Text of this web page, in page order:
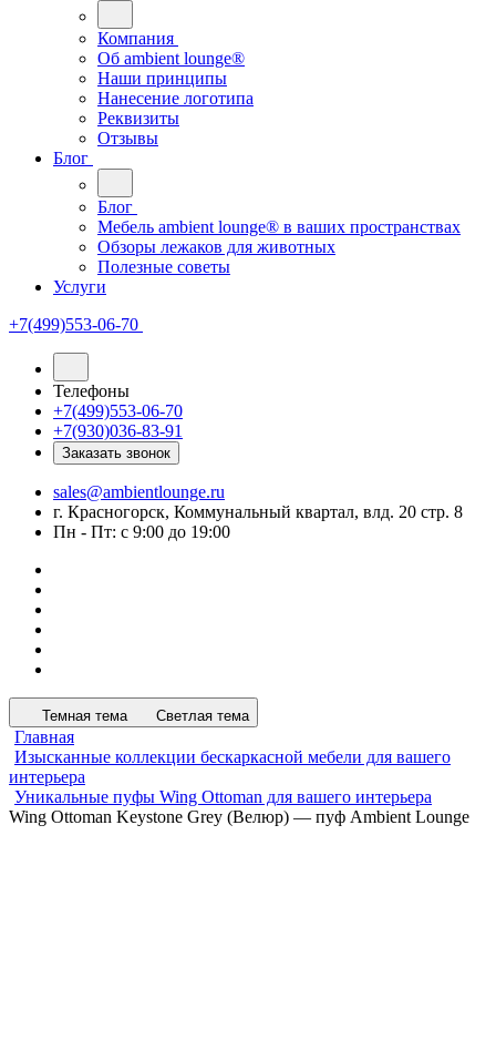
Компания
Oб ambient lounge®
Наши принципы
Нанесение логотипа
Реквизиты
Отзывы
Блог
Блог
Мебель ambient lounge® в ваших пространствах
Обзоры лежаков для животных
Полезные советы
Услуги
+7(499)553-06-70
Телефоны
+7(499)553-06-70
+7(930)036-83-91
Заказать звонок
sales@ambientlounge.ru
г. Красногорск, Коммунальный квартал, влд. 20 стр. 8
Пн - Пт: с 9:00 до 19:00
Темная тема Светлая тема
Главная
Изысканные коллекции бескаркасной мебели для вашего
интерьера
Уникальные пуфы Wing Ottoman для вашего интерьера
Wing Ottoman Keystone Grey (Велюр) — пуф Ambient Lounge